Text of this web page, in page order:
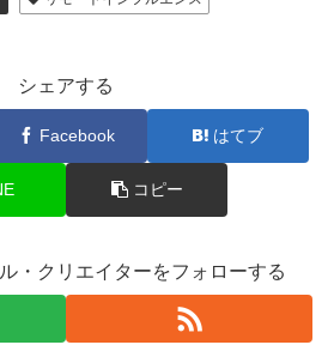
シェアする
Facebook はてブ
コピー
・クリエイターをフォローする